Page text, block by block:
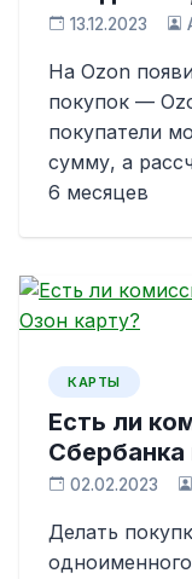
13.12.2023
На Ozon
покупок —
покупатели
сумму, а
6 месяцев
КАРТЫ
Есть ли
Сбербанка
02.02.2023
Делать